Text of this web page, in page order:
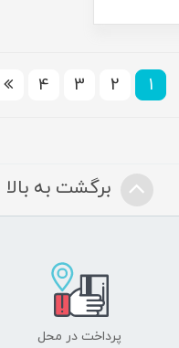
1
2
3
4
برگشت به بالا
پرداخت در محل